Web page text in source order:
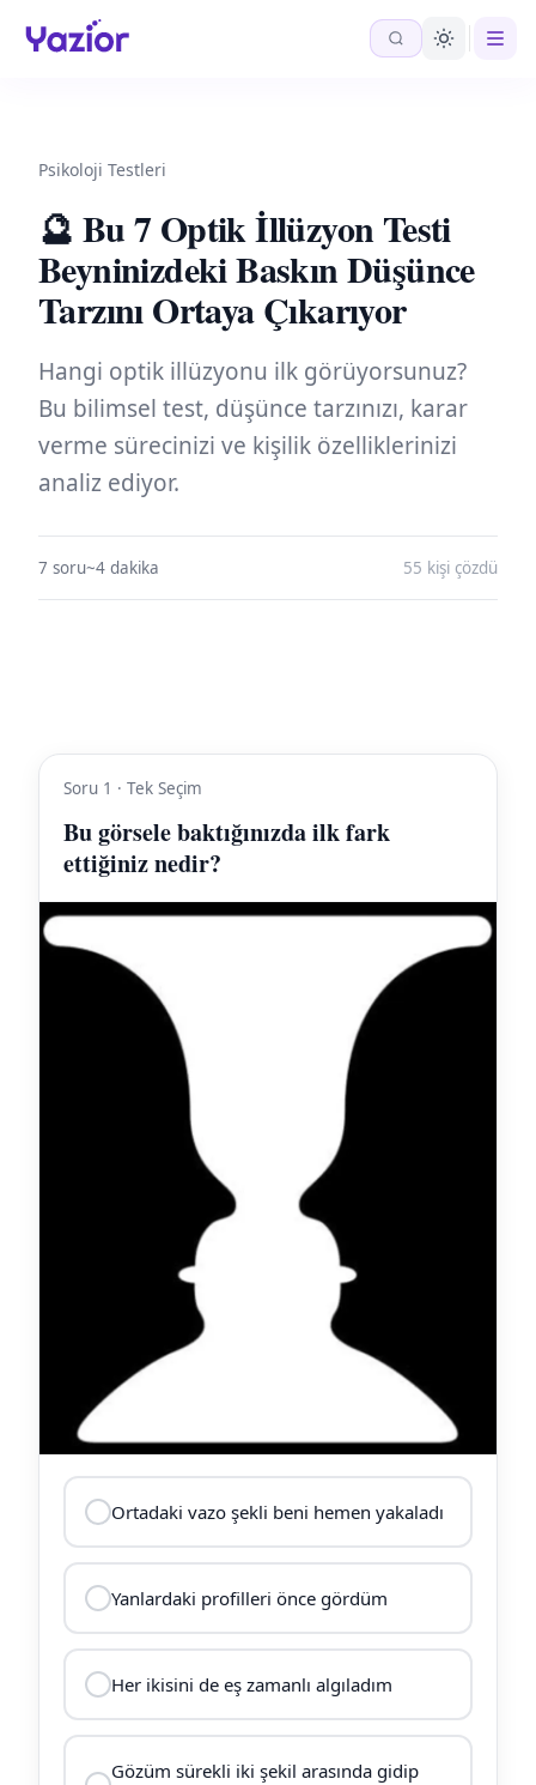
Psikoloji Testleri
🔮 Bu 7 Optik İllüzyon Testi
Beyninizdeki Baskın Düşünce
Tarzını Ortaya Çıkarıyor
Hangi optik illüzyonu ilk görüyorsunuz?
Bu bilimsel test, düşünce tarzınızı, karar
verme sürecinizi ve kişilik özelliklerinizi
analiz ediyor.
7 soru~4 dakika 55 kişi çözdü
Soru 1 · Tek Seçim
Bu görsele baktığınızda ilk fark
ettiğiniz nedir?
Ortadaki vazo şekli beni hemen yakaladı
Yanlardaki profilleri önce gördüm
Her ikisini de eş zamanlı algıladım
Gözüm sürekli iki şekil arasında gidip